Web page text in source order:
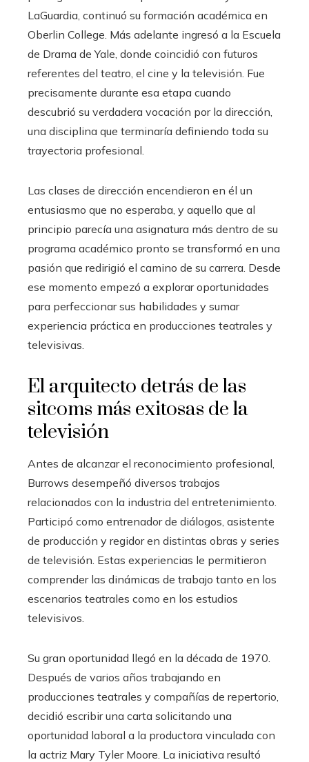
LaGuardia, continuó su formación académica en
Oberlin College. Más adelante ingresó a la Escuela
de Drama de Yale, donde coincidió con futuros
referentes del teatro, el cine y la televisión. Fue
precisamente durante esa etapa cuando
descubrió su verdadera vocación por la dirección,
una disciplina que terminaría definiendo toda su
trayectoria profesional.
Las clases de dirección encendieron en él un
entusiasmo que no esperaba, y aquello que al
principio parecía una asignatura más dentro de su
programa académico pronto se transformó en una
pasión que redirigió el camino de su carrera. Desde
ese momento empezó a explorar oportunidades
para perfeccionar sus habilidades y sumar
experiencia práctica en producciones teatrales y
televisivas.
El arquitecto detrás de las
sitcoms más exitosas de la
televisión
Antes de alcanzar el reconocimiento profesional,
Burrows desempeñó diversos trabajos
relacionados con la industria del entretenimiento.
Participó como entrenador de diálogos, asistente
de producción y regidor en distintas obras y series
de televisión. Estas experiencias le permitieron
comprender las dinámicas de trabajo tanto en los
escenarios teatrales como en los estudios
televisivos.
Su gran oportunidad llegó en la década de 1970.
Después de varios años trabajando en
producciones teatrales y compañías de repertorio,
decidió escribir una carta solicitando una
oportunidad laboral a la productora vinculada con
la actriz Mary Tyler Moore. La iniciativa resultó